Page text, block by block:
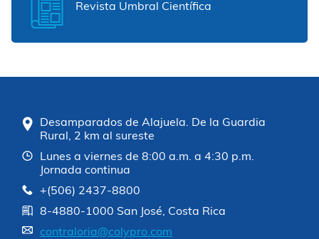
Revista Umbral Científica
Desamparados de Alajuela. De la Guardia
Rural, 2 km al sureste
Lunes a viernes de 8:00 a.m. a 4:30 p.m.
Jornada continua
+(506) 2437-8800
8-4880-1000 San José, Costa Rica
contraloria@colypro.com